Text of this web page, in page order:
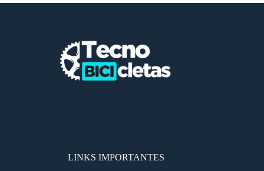
LINKS IMPORTANTES